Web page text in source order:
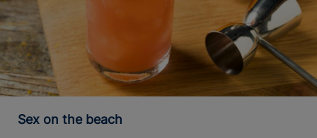
Sex on the beach